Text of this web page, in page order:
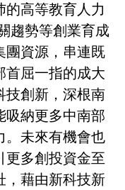
的高等教育人力
趨勢等創業育成
團資源，串連既
首屈一指的成大
技創新，深根南
吸納更多中南部
。未來有機會也
更多創投資金至
，藉由新科技新